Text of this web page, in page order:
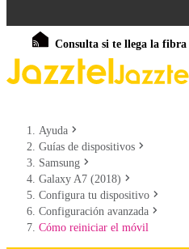
Consulta si te llega la fibra
Ayuda
Guías de dispositivos
Samsung
Galaxy A7 (2018)
Configura tu dispositivo
Configuración avanzada
Cómo reiniciar el móvil